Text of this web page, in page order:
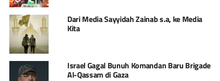
Dari Media Sayyidah Zainab s.a, ke Media
Kita
Israel Gagal Bunuh Komandan Baru Brigade
Al-Qassam di Gaza